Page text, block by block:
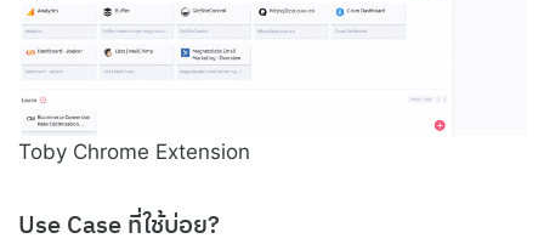
Toby Chrome Extension
Use Case ที่ใช้บ่อย?